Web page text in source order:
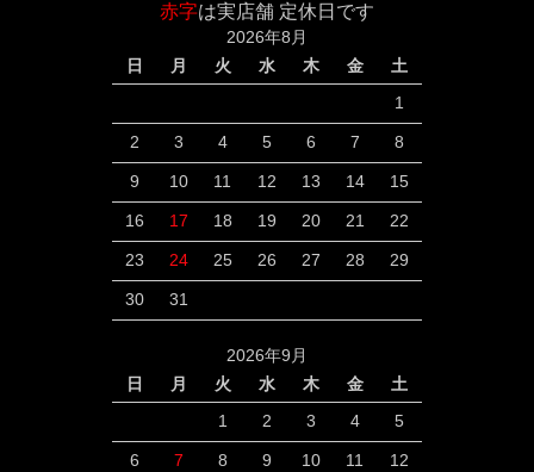
赤字は実店舗 定休日です
2026年8月
日
月 火 水 木 金 土
1
2 3 4 5 6 7 8
9 10 11 12 13 14 15
16 17 18 19 20 21 22
23 24 25 26 27 28 29
30 31
2026年9月
日
月 火 水 木 金 土
1 2 3 4 5
6 7 8 9 10 11 12